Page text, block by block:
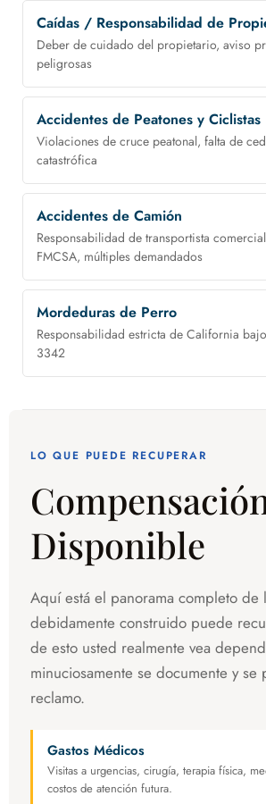
Caídas / Responsabilidad de
Deber de cuidado del propietario, aviso
peligrosas
Accidentes de Peatones y Ciclistas
Violaciones de cruce peatonal, falta de
catastrófica
Accidentes de Camión
Responsabilidad de transportista
FMCSA, múltiples demandados
Mordeduras de Perro
Responsabilidad estricta de California
3342
LO QUE PUEDE RECUPERAR
Disponible
Aquí está el panorama completo de
debidamente construido puede
de esto usted realmente vea
minuciosamente se documente y se
reclamo.
Gastos Médicos
Visitas a urgencias, cirugía, terapia física,
costos de atención futura.